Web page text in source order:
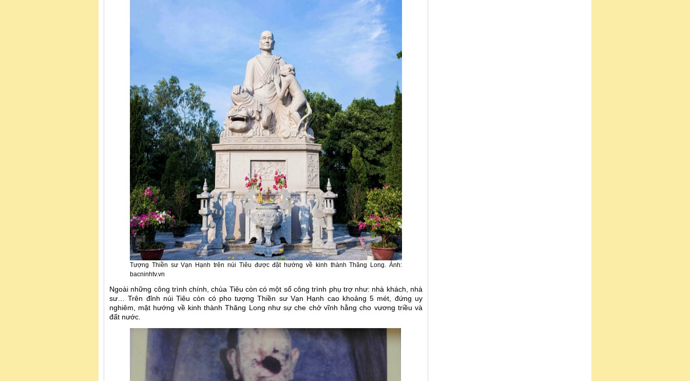
Tượng Thiền sư Vạn Hạnh trên núi Tiêu được đặt hướng về kinh thành Thăng Long. Ảnh:
bacninhtv.vn
Ngoài những công trình chính, chùa Tiêu còn có một số công trình phụ trợ như: nhà khách, nhà
sư… Trên đỉnh núi Tiêu còn có pho tượng Thiền sư Vạn Hạnh cao khoảng 5 mét, đứng uy
nghiêm, mặt hướng về kinh thành Thăng Long như sự che chở vĩnh hằng cho vương triều và
đất nước.